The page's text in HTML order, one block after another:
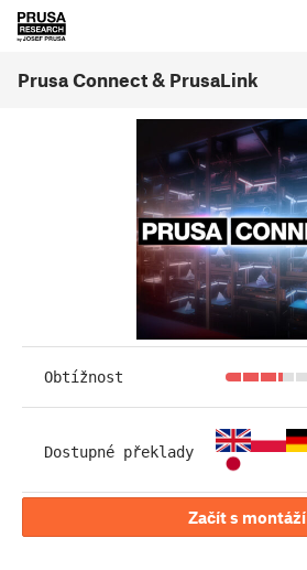
Prusa Connect & PrusaLink
Obtížnost
Dostupné překlady
Začít s montáží